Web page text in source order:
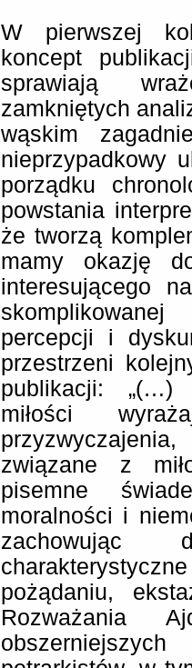
W pierwszej
koncept
sprawiają
zamkniętych
wąskim
nieprzypadkowy
porządku
powstania
że tworzą
mamy okazję
interesującego
percepcji i
przestrzeni
publikacji: „(…)
miłości
związane z
pisemne
moralności i
zachowując
pożądaniu,
Rozważania
obszerniejszych